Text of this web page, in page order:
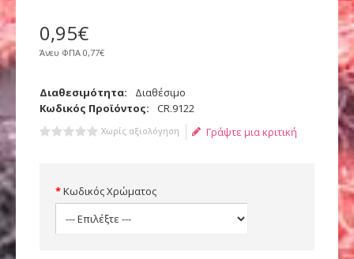
0,95€
Άνευ ΦΠΑ 0,77€
Διαθεσιμότητα:
Διαθέσιμο
Κωδικός Προϊόντος:
CR.9122
Χωρίς αξιολόγηση Γράψτε μια κριτική
Κωδικός Χρώματος